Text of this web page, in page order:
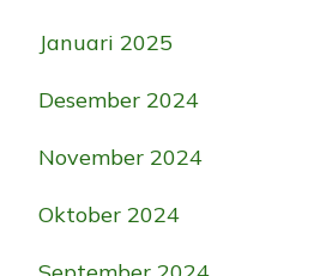
Januari 2025
Desember 2024
November 2024
Oktober 2024